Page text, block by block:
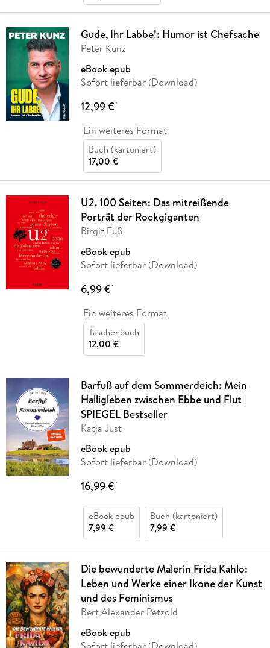
Gude, Ihr Labbe!: Humor ist Chefsache
Peter Kunz
eBook epub
Sofort lieferbar (Download)
12,99 €*
Ein weiteres Format
Buch (kartoniert)
17,00 €
U2. 100 Seiten: Das mitreißende
Porträt der Rockgiganten
Birgit Fuß
eBook epub
Sofort lieferbar (Download)
6,99 €*
Ein weiteres Format
Taschenbuch
12,00 €
Barfuß auf dem Sommerdeich: Mein
Halligleben zwischen Ebbe und Flut |
SPIEGEL Bestseller
Katja Just
eBook epub
Sofort lieferbar (Download)
16,99 €*
eBook epub
7,99 €
Buch (kartoniert)
7,99 €
Die bewunderte Malerin Frida Kahlo:
Leben und Werke einer Ikone der Kunst
und des Feminismus
Bert Alexander Petzold
eBook epub